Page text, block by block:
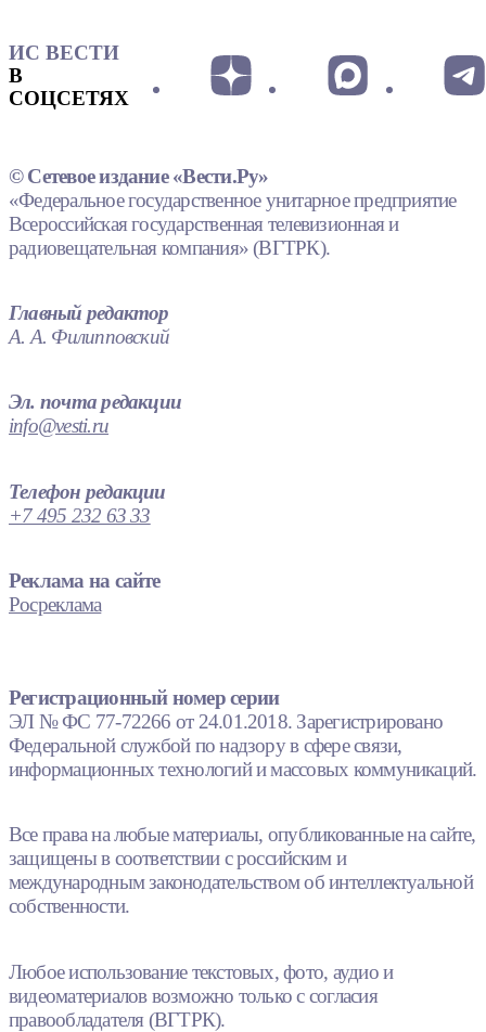
ИС ВЕСТИ
В
СОЦСЕТЯХ
© Сетевое издание «Вести.Ру»
«Федеральное государственное унитарное предприятие
Всероссийская государственная телевизионная и
радиовещательная компания» (ВГТРК).
Главный редактор
А. А. Филипповский
Эл. почта редакции
info@vesti.ru
Телефон редакции
+7 495 232 63 33
Реклама на сайте
Росреклама
Регистрационный номер серии
ЭЛ № ФС 77-72266 от 24.01.2018. Зарегистрировано
Федеральной службой по надзору в сфере связи,
информационных технологий и массовых коммуникаций.
Все права на любые материалы, опубликованные на сайте,
защищены в соответствии с российским и
международным законодательством об интеллектуальной
собственности.
Любое использование текстовых, фото, аудио и
видеоматериалов возможно только с согласия
правообладателя (ВГТРК).